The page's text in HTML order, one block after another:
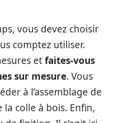
vous devez choisir
comptez utiliser.
etfaites-vous
sur mesure. Vous
à l’assemblage de
la colle à bois. Enfin,